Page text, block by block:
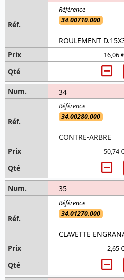
34.00710.000
ROULEMENT
16,06
34
34.00280.000
CONTRE-ARBRE
50,74
35
34.01270.000
CLAVETTE
2,65